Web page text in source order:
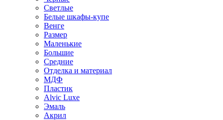
Светлые
Белые шкафы-купе
Венге
Размер
Маленькие
Большие
Средние
Отделка и материал
МДФ
Пластик
Alvic Luxe
Эмаль
Акрил